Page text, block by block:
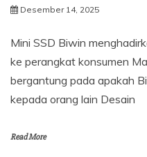
Desember 14, 2025
Mini SSD Biwin
ke perangkat konsumen
bergantung pada apakah
kepada orang lain Desain
Read More